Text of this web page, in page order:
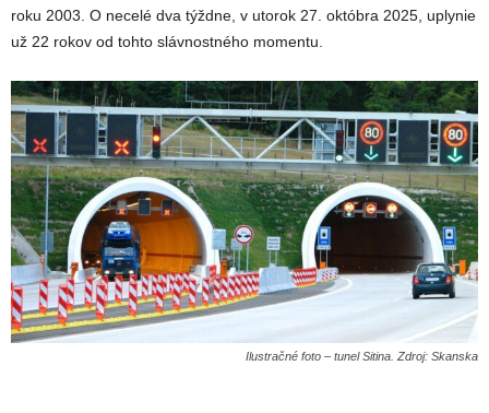
roku 2003. O necelé dva týždne, v utorok 27. októbra 2025, uplynie
už 22 rokov od tohto slávnostného momentu.
Ilustračné foto – tunel Sitina. Zdroj: Skanska